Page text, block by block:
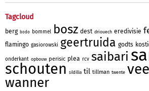
Tagcloud
berg bodo bommel bosz dest driouech eredivisie
flamingo gasiorowski geertruida godts
onderkant opbouw perisic plea rcv saibari
schouten sildillia til tillman twente
wanner